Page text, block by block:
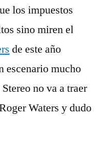
los impuestos
sino miren el
de este año
escenario mucho
no va a traer
Waters y dudo